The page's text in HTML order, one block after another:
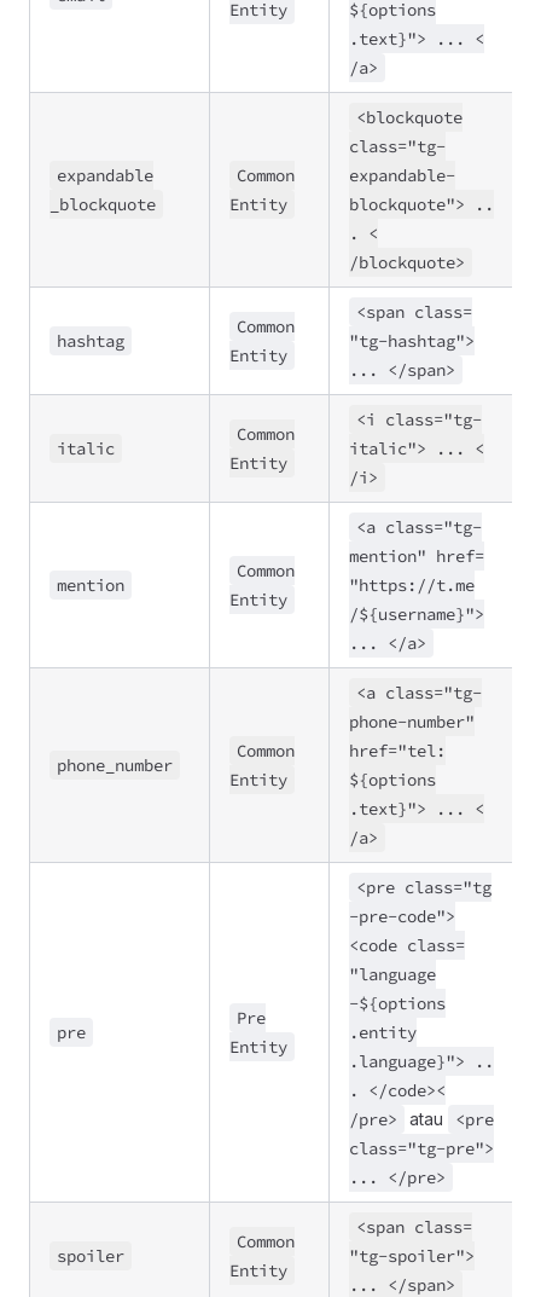
Entity
${options
.text}">
.. . <
/a>
expandable
_blockquote
Common
Entity
<blockquote
class="tg-
expandable-
blockquote">
..
. <
/blockquote>
hashtag
Common
Entity
<span class=
"tg-hashtag">
.. . </span>
italic
Common
Entity
<i class="tg-
italic">
.. . <
/i>
mention
Common
Entity
<a class="tg-
mention" href=
"https://t.me
/${username}">
.. . </a>
phone _number
Common
Entity
<a class="tg-
phone-number"
href="tel:
${options
.text}">
.. . <
/a>
pre
Pre
Entity
<pre class="tg
-pre-code">
<code class=
"language
-${options
.entity
.language}">
..
. </code><
/pre>
atau
<pre
class="tg-pre">
.. . </pre>
spoiler
Common
Entity
<span class=
"tg-spoiler">
.. . </span>